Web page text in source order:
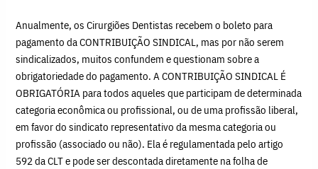
Anualmente, os Cirurgiões Dentistas recebem o boleto para
pagamento da CONTRIBUIÇÃO SINDICAL, mas por não serem
sindicalizados, muitos confundem e questionam sobre a
obrigatoriedade do pagamento. A CONTRIBUIÇÃO SINDICAL É
OBRIGATÓRIA para todos aqueles que participam de determinada
categoria econômica ou profissional, ou de uma profissão liberal,
em favor do sindicato representativo da mesma categoria ou
profissão (associado ou não). Ela é regulamentada pelo artigo
592 da CLT e pode ser descontada diretamente na folha de